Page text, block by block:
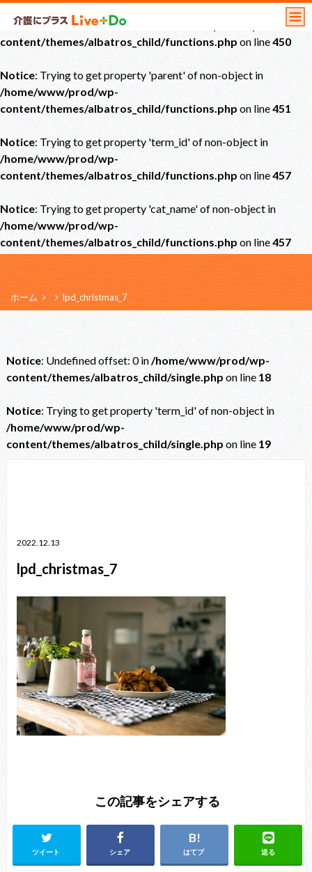
Notice: Undefined offset: 0 in
content/themes/albatros_child/functions.php on line450
Notice: Trying to get property 'parent' of non-object in
/home/www/prod/wp-
content/themes/albatros_child/functions.php on line451
Notice: Trying to get property 'term_id' of non-object in
/home/www/prod/wp-
content/themes/albatros_child/functions.php on line457
Notice: Trying to get property 'cat_name' of non-object in
/home/www/prod/wp-
content/themes/albatros_child/functions.php on line457
ホーム lpd_christmas_7
Notice: Undefined offset: 0 in/home/www/prod/wp-
content/themes/albatros_child/single.php on line 18
Notice: Trying to get property 'term_id' of non-object in
/home/www/prod/wp-
content/themes/albatros_child/single.php on line 19
2022.12.13
lpd_christmas_7
この記事をシェアする
ツイート シェア はてブ 送る